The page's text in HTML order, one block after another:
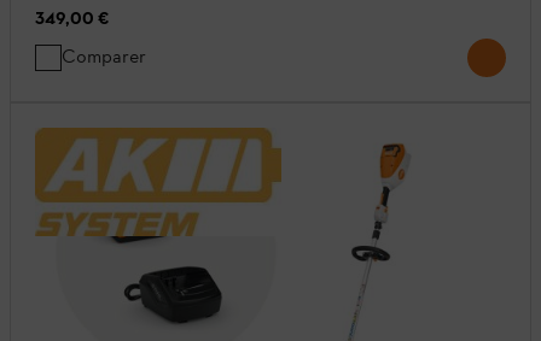
349,00 €
Comparer